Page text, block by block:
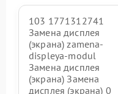
103 1771312741
Замена дисплея
(экрана) zamena-
displeya-modul
Замена дисплея
(экрана) Замена
дисплея (экрана) 0